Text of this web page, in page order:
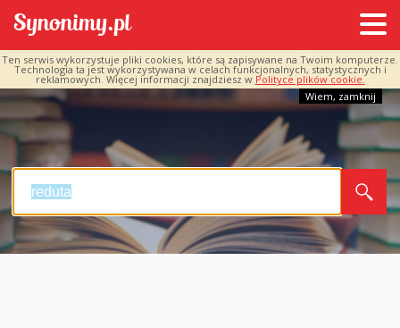
Ten serwis wykorzystuje pliki cookies, które są zapisywane na Twoim komputerze.
Technologia ta jest wykorzystywana w celach funkcjonalnych, statystycznych i
reklamowych. Więcej informacji znajdziesz w Polityce plików cookie.
Wiem, zamknij